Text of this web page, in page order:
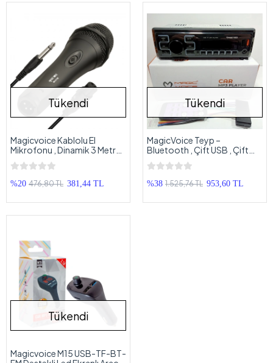
Tükendi
Magicvoice Kablolu El
Mikrofonu , Dinamik 3 Metre
Kablolu Profesyonel El
Mikrofonu
%20 476,80 TL 381,44 TL
Tükendi
MagicVoice Teyp –
Bluetooth , Çift USB , Çift
Amfi , Aux ve Radyo Çalar
Teyp
%38 1.525,76 TL 953,60 TL
Tükendi
Magicvoice M15 USB-TF-BT-